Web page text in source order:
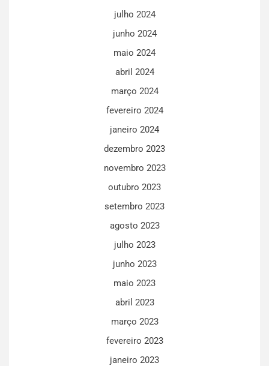
julho 2024
junho 2024
maio 2024
abril 2024
março 2024
fevereiro 2024
janeiro 2024
dezembro 2023
novembro 2023
outubro 2023
setembro 2023
agosto 2023
julho 2023
junho 2023
maio 2023
abril 2023
março 2023
fevereiro 2023
janeiro 2023